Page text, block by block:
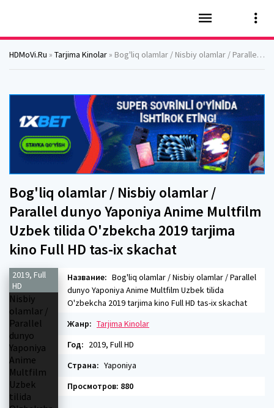
HDMoVi.Ru » Tarjima Kinolar » Bog'liq olamlar / Nisbiy olamlar / Parallel dunyo Yaponiya Anime Multfilm Uzbek tilida O'zbekcha 2019 tarjima kino Full HD tas-ix skachat
Bog'liq olamlar / Nisbiy olamlar /
Parallel dunyo Yaponiya Anime Multfilm
Uzbek tilida O'zbekcha 2019 tarjima
kino Full HD tas-ix skachat
2019, Full
HD
Название: Bog'liq olamlar / Nisbiy olamlar / Parallel
dunyo Yaponiya Anime Multfilm Uzbek tilida
O'zbekcha 2019 tarjima kino Full HD tas-ix skachat
Жанр: Tarjima Kinolar
Год: 2019, Full HD
Страна: Yaponiya
Просмотров: 880